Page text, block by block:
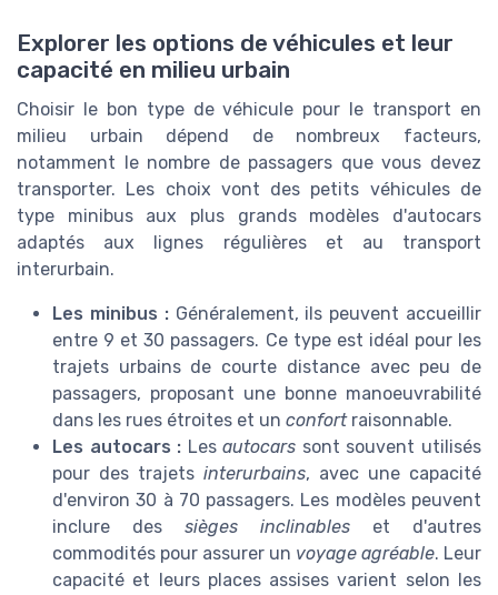
Explorer les options de véhicules et leur
capacité en milieu urbain
Choisir le bon type de véhicule pour le transport en
milieu urbain dépend de nombreux facteurs,
notamment le nombre de passagers que vous devez
transporter. Les choix vont des petits véhicules de
type minibus aux plus grands modèles d'autocars
adaptés aux lignes régulières et au transport
interurbain.
Les minibus :Généralement, ils peuvent accueillir
entre 9 et 30 passagers. Ce type est idéal pour les
trajets urbains de courte distance avec peu de
passagers, proposant une bonne manoeuvrabilité
dans les rues étroites et un confortraisonnable.
Les autocars : Lesautocars sont souvent utilisés
pour des trajets interurbains, avec une capacité
d'environ 30 à 70 passagers. Les modèles peuvent
inclure des sièges inclinables et d'autres
commodités pour assurer un voyage agréable. Leur
capacité et leurs places assises varient selon les